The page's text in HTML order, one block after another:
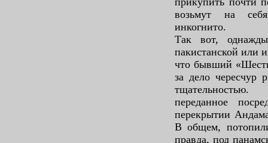
возьмут на себя
инкогнито.
Так вот,
пакистанской или
что бывший
за дело чересчур
переданное
перекрытии
В общем,
правда, под